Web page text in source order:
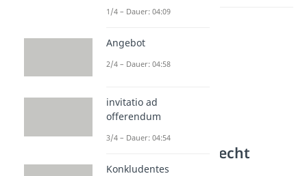
Weitere Inhalte: Recht
Gutachtenstil
1/4 – Dauer: 04:09
Angebot
2/4 – Dauer: 04:58
invitatio ad
offerendum
3/4 – Dauer: 04:54
Konkludentes